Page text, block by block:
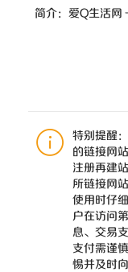
简介：爱Q生活网
特别提醒
的链接网
注册再建
所链接网
使用时仔
户在访问
息、交易
支付需谨
惕并及时